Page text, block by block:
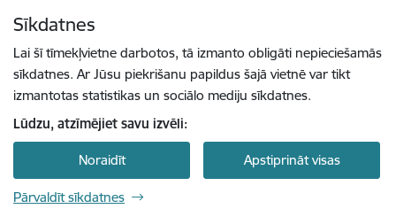
Sīkdatnes
Lai šī tīmekļvietne darbotos, tā izmanto obligāti nepieciešamās
sīkdatnes. Ar Jūsu piekrišanu papildus šajā vietnē var tikt
izmantotas statistikas un sociālo mediju sīkdatnes.
Lūdzu, atzīmējiet savu izvēli:
Noraidīt Apstiprināt visas
Pārvaldīt sīkdatnes